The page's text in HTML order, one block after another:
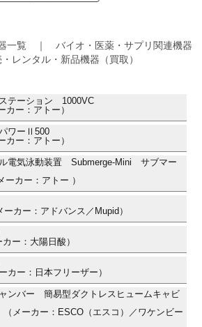
一覧 ｜ バイオ・医薬・サプリ関連機器
レンタル・新品機器（買取）
テーション 1000VC
ー：アトー）
ワーⅡ500
ー：アトー）
電気泳動装置 Submerge-Mini サブマー
カー：アトー ）
カー：アドバンス／Mupid）
ー：大陽日酸）
ー：日本フリーザー）
ンバー 簡易型ダクトレスヒュームキャビ
メーカー：ESCO（エスコ）／ワケンビー